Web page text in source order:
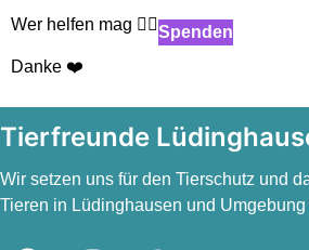
Wer helfen mag 👉🏻Spenden
Danke ❤️
Tierfreunde
Wir setzen uns für den Tierschutz und
Tieren in Lüdinghausen und Umgebung